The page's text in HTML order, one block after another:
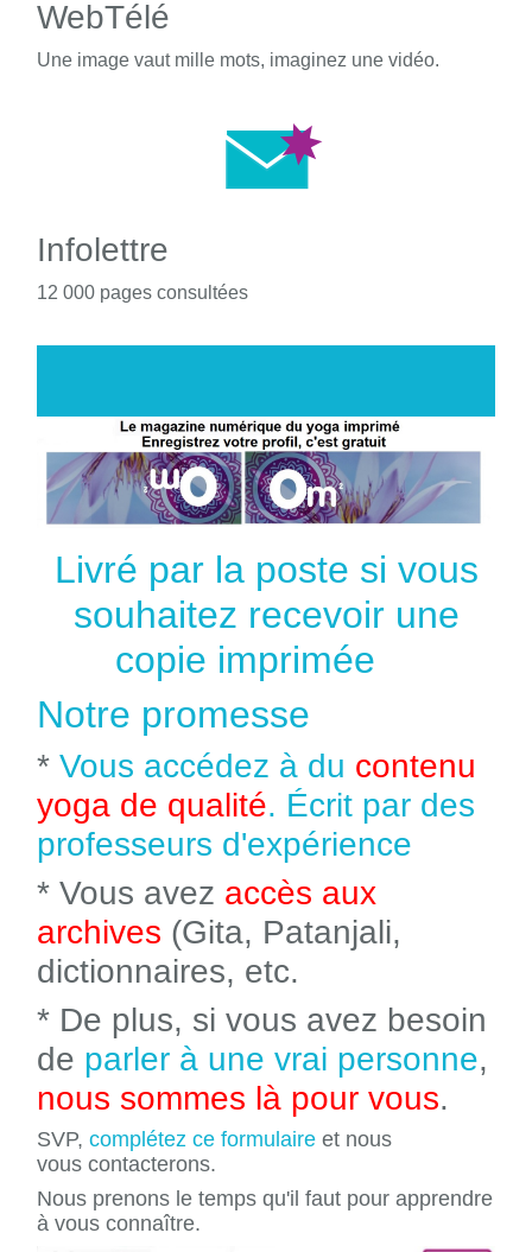
WebTélé
Une image vaut mille mots, imaginez une vidéo.
Infolettre
12 000 pages consultées
Livré par la poste si vous
souhaitez recevoir une
copie imprimée
Notre promesse
* Vous accédez à du contenu
yoga de qualité. Écrit par des
professeurs d'expérience
* Vous avez accès aux
archives (Gita, Patanjali,
dictionnaires, etc.
* De plus, si vous avez besoin
de parler à une vrai personne,
nous sommes là pour vous.
SVP, complétez ce formulaire et nous
vous contacterons.
Nous prenons le temps qu'il faut pour apprendre
à vous connaître.